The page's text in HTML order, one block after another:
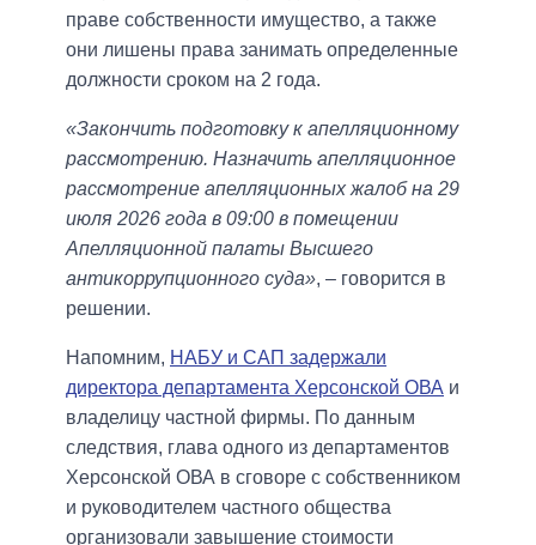
праве собственности имущество, а также
они лишены права занимать определенные
должности сроком на 2 года.
«Закончить подготовку к апелляционному
рассмотрению. Назначить апелляционное
рассмотрение апелляционных жалоб на 29
июля 2026 года в 09:00 в помещении
Апелляционной палаты Высшего
антикоррупционного суда», – говорится в
решении.
Напомним, НАБУ и САП задержали
директора департамента Херсонской ОВА и
владелицу частной фирмы. По данным
следствия, глава одного из департаментов
Херсонской ОВА в сговоре с собственником
и руководителем частного общества
организовали завышение стоимости